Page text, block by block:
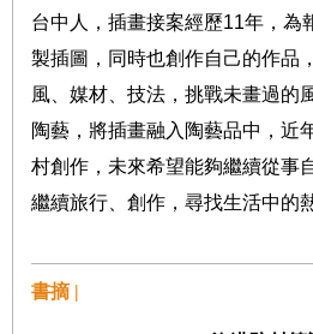
台中人，插畫接案經歷11年，為
製插圖，同時也創作自己的作品
風、媒材、技法，挑戰未畫過的
陶藝，將插畫融入陶藝品中，近
村創作，未來希望能夠繼續從事
繼續旅行、創作，尋找生活中的
書摘 |